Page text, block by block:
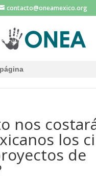
contacto@oneamexico.org
nos
los
de